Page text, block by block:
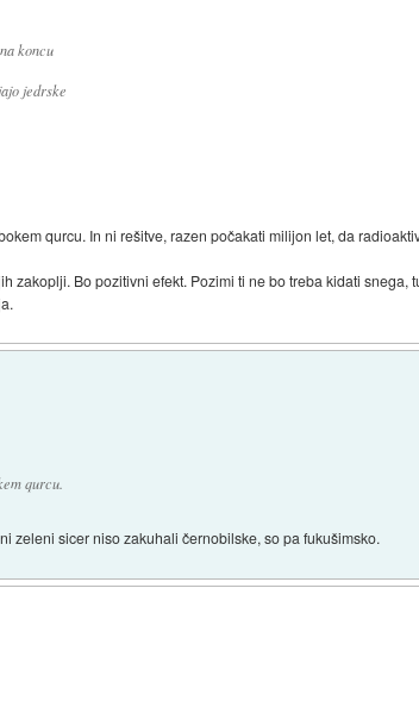
koncu
jedrske
qurcu. In ni rešitve, razen počakati milijon let, da
zakoplji. Bo pozitivni efekt. Pozimi ti ne bo treba kidati snega,
qurcu.
zeleni sicer niso zakuhali černobilske, so pa fukušimsko.